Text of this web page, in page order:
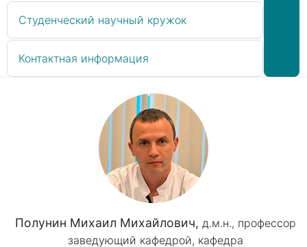
Студенческий научный кружок
Контактная информация
Полунин Михаил Михайлович, д.м.н., профессор
заведующий кафедрой, кафедра